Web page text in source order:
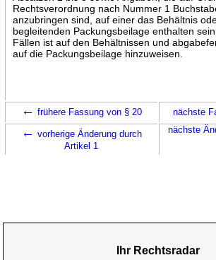
Rechtsverordnung nach Nummer 1
anzubringen sind, auf einer das Behältnis
begleitenden Packungsbeilage enthalten
Fällen ist auf den Behältnissen und
auf die Packungsbeilage hinzuweisen.
← frühere Fassung von § 20 nächste
← vorherige Änderung durch
Artikel 1
nächste
Ihr Rechtsradar